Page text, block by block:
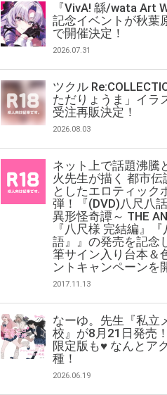
『VivA! 緜/wata Art
記念イベントが秋葉
で開催決定！
2026.07.31
ツクル
ただりょうま」イラ
受注再販決定！
2026.08.03
ネット上で話題沸騰
火先生が描く 都市伝
としたエロティック
弾！『(DVD)八尺八
異形怪奇譚～ THE
『八尺様 完結編』
語』』の発売を記念
筆サイン入り台本＆
ントキャンペーンを
2017.11.13
なーゆ。先生『私立
校』が8月21日発売
限定版も♥ なんとア
種！
2026.06.19